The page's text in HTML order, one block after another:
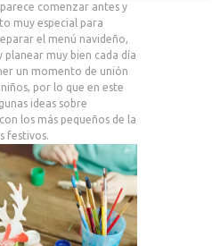
comenzar antes y
muy especial para
el menú navideño,
muy bien cada día
un momento de unión
por lo que en este
ideas sobre
los más pequeños de la
festivos.